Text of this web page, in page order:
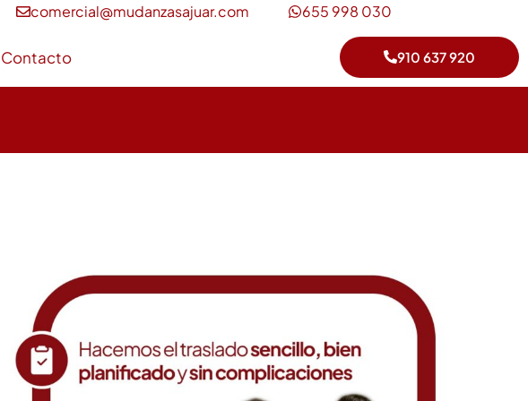
comercial@mudanzasajuar.com 655 998 030
Contacto 910 637 920